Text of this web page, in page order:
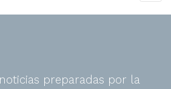
preparadas por la